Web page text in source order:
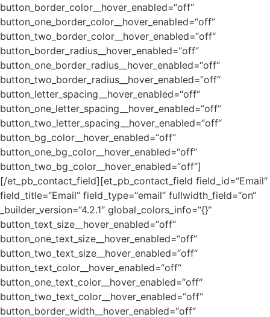
button_border_color__hover_enabled=“off“
button_one_border_color__hover_enabled=“off“
button_two_border_color__hover_enabled=“off“
button_border_radius__hover_enabled=“off“
button_one_border_radius__hover_enabled=“off“
button_two_border_radius__hover_enabled=“off“
button_letter_spacing__hover_enabled=“off“
button_one_letter_spacing__hover_enabled=“off“
button_two_letter_spacing__hover_enabled=“off“
button_bg_color__hover_enabled=“off“
button_one_bg_color__hover_enabled=“off“
button_two_bg_color__hover_enabled=“off“]
[/et_pb_contact_field][et_pb_contact_field field_id=“Email“
field_title=“Email“ field_type=“email“ fullwidth_field=“on“
_builder_version=“4.2.1″ global_colors_info=“{}“
button_text_size__hover_enabled=“off“
button_one_text_size__hover_enabled=“off“
button_two_text_size__hover_enabled=“off“
button_text_color__hover_enabled=“off“
button_one_text_color__hover_enabled=“off“
button_two_text_color__hover_enabled=“off“
button_border_width__hover_enabled=“off“